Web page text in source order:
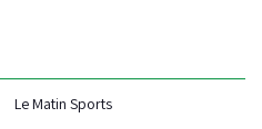
Le Matin Sports